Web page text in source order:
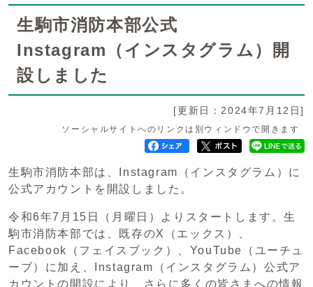
生駒市消防本部公式
Instagram（インスタグラム）開
設しました
[更新日：2024年7月12日]
ソーシャルサイトへのリンクは別ウィンドウで開きます
生駒市消防本部は、Instagram（インスタグラム）に
公式アカウントを開設しました。
令和6年7月15日（月曜日）よりスタートします。生
駒市消防本部では、既存のX（エックス）、
Facebook（フェイスブック）、YouTube（ユーチュ
ーブ）に加え、Instagram（インスタグラム）公式ア
カウントの開設により、さらに多くの皆さまへの情報